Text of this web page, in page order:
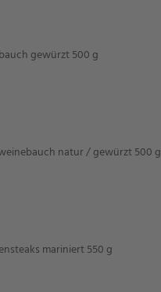
* gewürzt 500 g
natur / gewürzt 500 g
mariniert 550 g